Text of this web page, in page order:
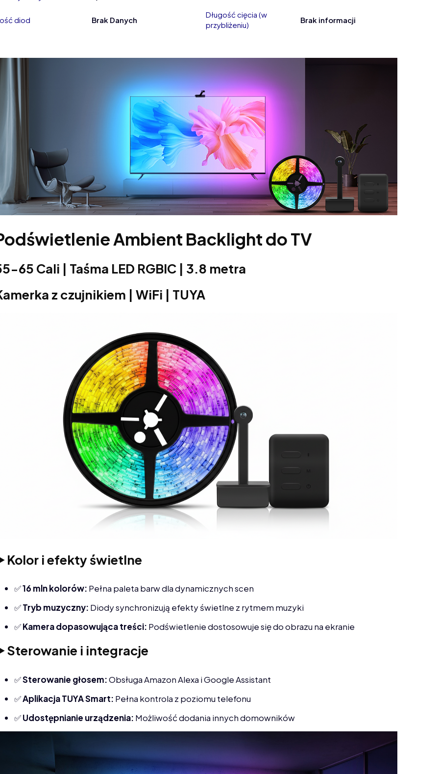
diod Brak Danych
Długość cięcia (w
przybliżeniu)
Brak informacji
Ambient Backlight do TV
65 Cali | Taśma LED RGBIC | 3.8 metra
z czujnikiem | WiFi | TUYA
Kolor i efekty świetlne
✅16 mln kolorów: Pełna paleta barw dla dynamicznych scen
✅Tryb muzyczny: Diody synchronizują efekty świetlne z rytmem muzyki
✅Kamera dopasowującatreści: Podświetlenie dostosowuje się do obrazu na ekranie
Sterowanie i integracje
✅Sterowanie głosem:Obsługa Amazon Alexa i Google Assistant
✅Aplikacja TUYA Smart: Pełna kontrola z poziomu telefonu
✅Udostępnianie urządzenia: Możliwość dodania innych domowników